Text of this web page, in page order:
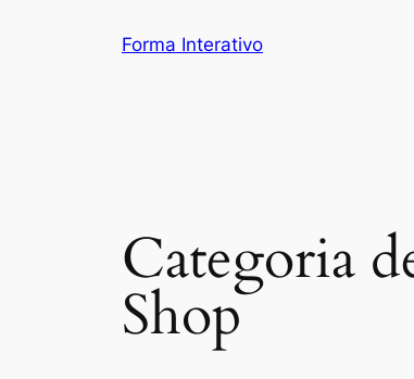
Forma Interativo
Categoria
Shop